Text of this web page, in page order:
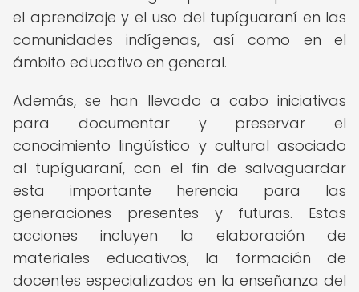
el aprendizaje y el uso del tupíguaraní en las
comunidades indígenas, así como en el
ámbito educativo en general.
Además, se han llevado a cabo iniciativas
para documentar y preservar el
conocimiento lingüístico y cultural asociado
al tupíguaraní, con el fin de salvaguardar
esta importante herencia para las
generaciones presentes y futuras. Estas
acciones incluyen la elaboración de
materiales educativos, la formación de
docentes especializados en la enseñanza del